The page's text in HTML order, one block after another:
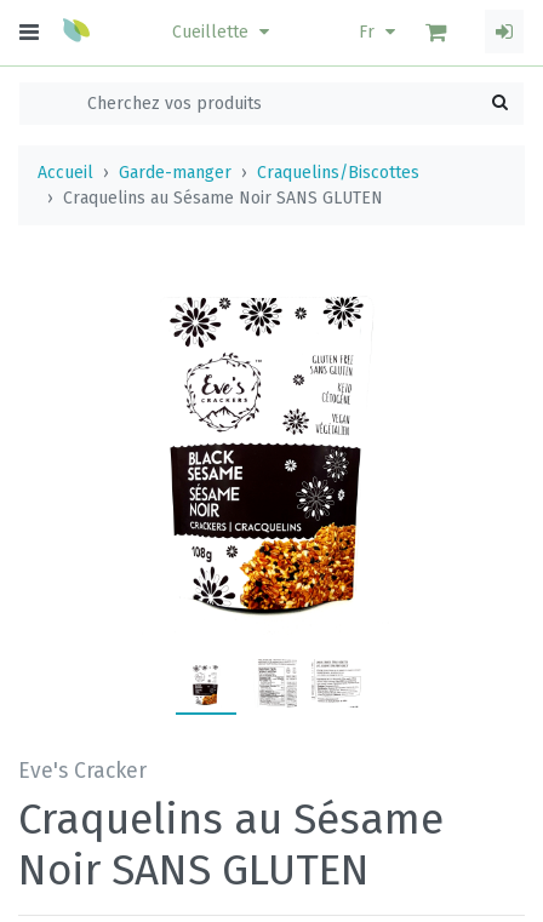
Cueillette Fr
Accueil Garde-manger
Craquelins/Biscottes
Craquelins au Sésame Noir SANS GLUTEN
Eve's Cracker
Craquelins au Sésame
Noir SANS GLUTEN